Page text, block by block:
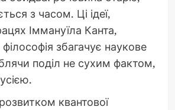
з часом. Ці ідеї,
Іммануїла Канта,
збагачує наукове
поділ не сухим фактом,
квантової